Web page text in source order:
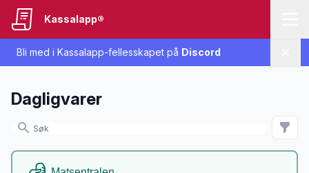
Bli med i Kassalapp-fellesskapet på Discord
Kassalapp®
Dagligvarer